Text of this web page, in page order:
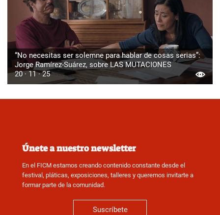
“No necesitas ser solemne para hablar de cosas serias”:
Jorge Ramírez-Suárez, sobre LAS MUTACIONES
20 · 11 · 25
Únete a nuestro newsletter
En el FICM estamos creando contenido constante desde el
festival, pláticas, exposiciones, talleres y queremos invitarte a
formar parte de la comunidad.
Suscríbete